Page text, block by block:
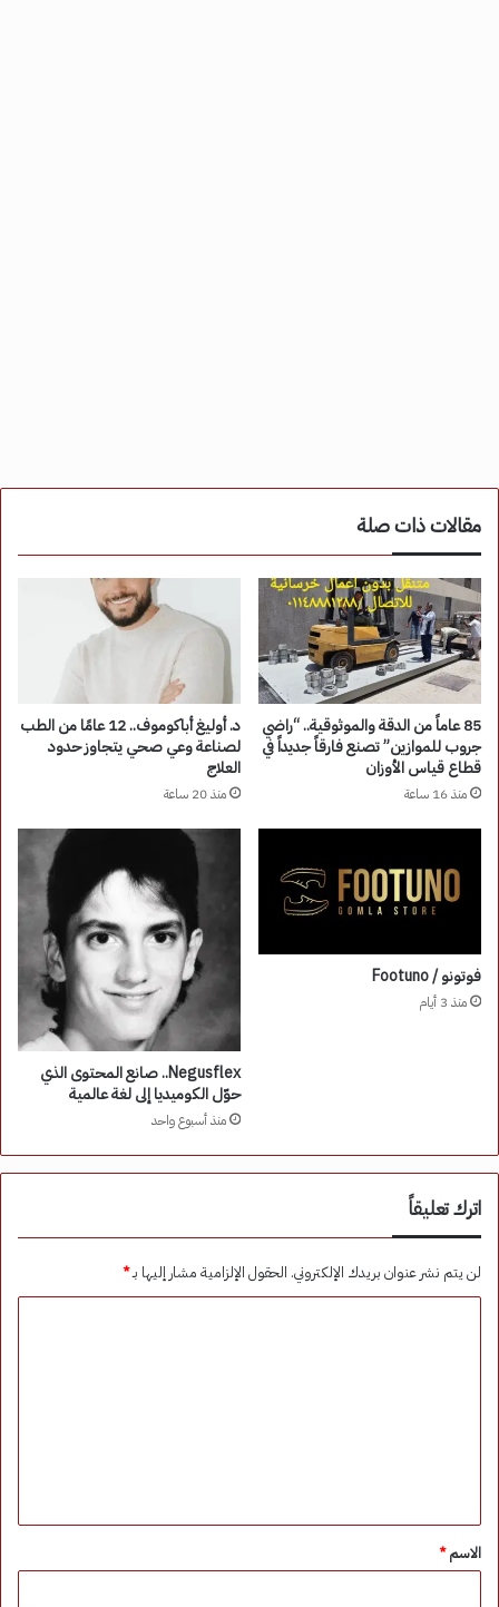
مقالات ذات صلة
85 عاماً من الدقة والموثوقية.. “راضي
جروب للموازين” تصنع فارقاً جديداً في
قطاع قياس الأوزان
منذ 16 ساعة
د. أوليغ أباكوموف.. 12 عامًا من الطب
لصناعة وعي صحي يتجاوز حدود
العلاج
منذ 20 ساعة
فوتونو / Footuno
منذ 3 أيام
Negusflex.. صانع المحتوى الذي
حوّل الكوميديا إلى لغة عالمية
منذ أسبوع واحد
اترك تعليقاً
لن يتم نشر عنوان بريدك الإلكتروني. الحقول الإلزامية مشار إليها بـ*
*
الاسم*